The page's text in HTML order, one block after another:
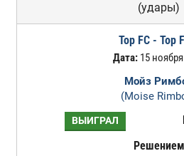
(удары)
Top FC - Top
Дата:15
Мойз
(Moise
ВЫИГРАЛ
Решением